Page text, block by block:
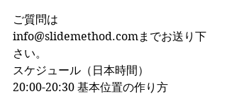
ご質問は
info@slidemethod.comまでお送り下
さい。
スケジュール（日本時間）
20:00-20:30 基本位置の作り方